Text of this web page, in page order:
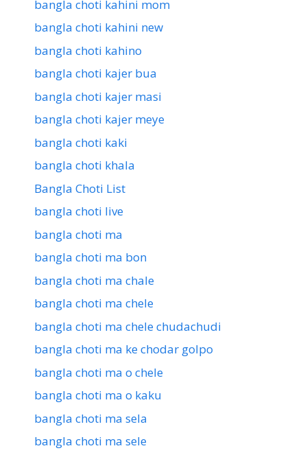
bangla choti kahini mom
bangla choti kahini new
bangla choti kahino
bangla choti kajer bua
bangla choti kajer masi
bangla choti kajer meye
bangla choti kaki
bangla choti khala
Bangla Choti List
bangla choti live
bangla choti ma
bangla choti ma bon
bangla choti ma chale
bangla choti ma chele
bangla choti ma chele chudachudi
bangla choti ma ke chodar golpo
bangla choti ma o chele
bangla choti ma o kaku
bangla choti ma sela
bangla choti ma sele